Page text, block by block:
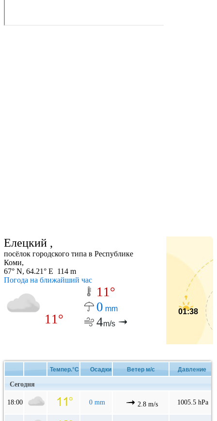
Елецкий ,
посёлок городского типа в Республике
Коми,
67° N, 64.21° E 114 m
Погода на ближайший час
11°
11°
0 mm
4m/s
01:38
Темпер.°C Осадки Ветер м/с Давление
Сегодня
18:00 0 mm 2.8 m/s 1005.5 hPa